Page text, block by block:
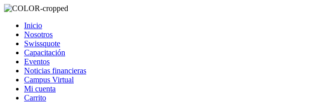
Inicio
Nosotros
Swissquote
Capacitación
Eventos
Noticias financieras
Campus Virtual
Mi cuenta
Carrito